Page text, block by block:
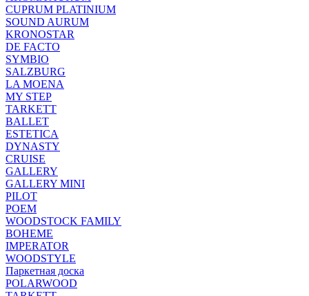
CUPRUM PLATINIUM
SOUND AURUM
KRONOSTAR
DE FACTO
SYMBIO
SALZBURG
LA MOENA
MY STEP
TARKETT
BALLET
ESTETICA
DYNASTY
CRUISE
GALLERY
GALLERY MINI
PILOT
POEM
WOODSTOCK FAMILY
BOHEME
IMPERATOR
WOODSTYLE
Паркетная доска
POLARWOOD